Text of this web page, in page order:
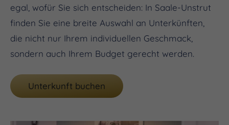
egal, wofür Sie sich entscheiden: In Saale-Unstrut
finden Sie eine breite Auswahl an Unterkünften,
die nicht nur Ihrem individuellen Geschmack,
sondern auch Ihrem Budget gerecht werden.
Unterkunft buchen